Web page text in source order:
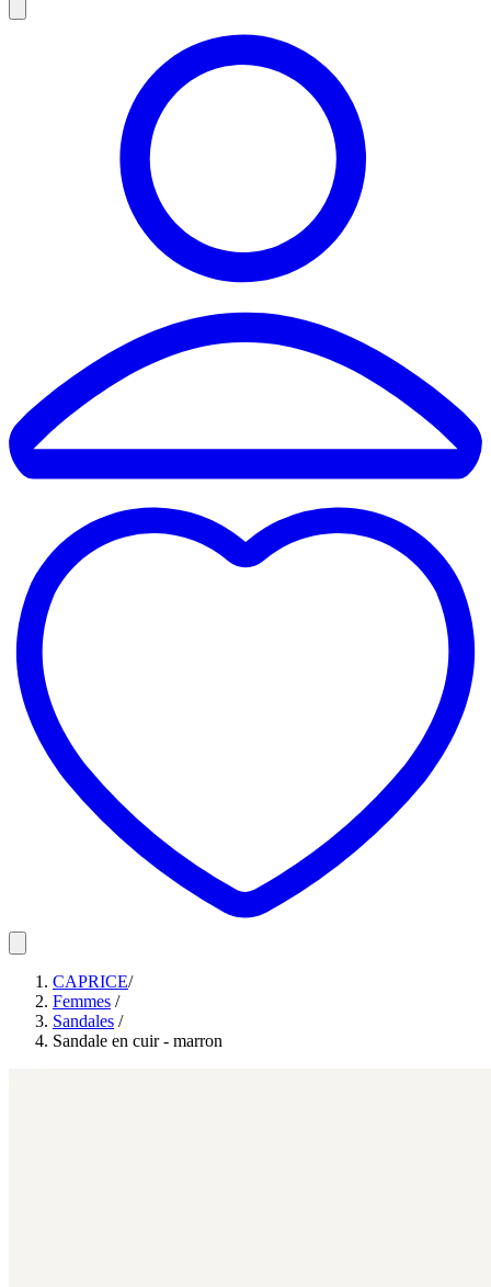
CAPRICE/
Femmes /
Sandales /
Sandale en cuir - marron